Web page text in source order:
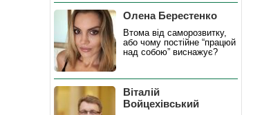
Олена Берестенко
Втома від саморозвитку,
або чому постійне “працюй
над собою” виснажує?
Віталій
Войцехівський